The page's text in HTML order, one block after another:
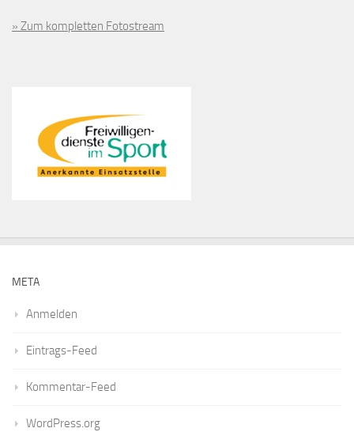
» Zum kompletten Fotostream
META
Anmelden
Eintrags-Feed
Kommentar-Feed
WordPress.org